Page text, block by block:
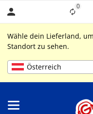
0
Wähle dein Lieferland,
Standort zu sehen.
Österreich